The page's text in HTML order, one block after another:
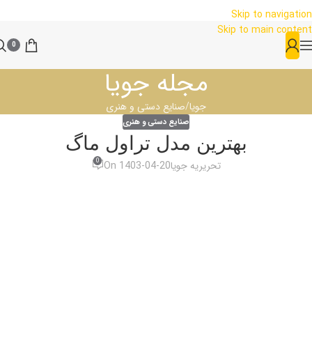
Skip to navigation
Skip to main content
0
مجله جویا
جویا صنایع دستی و هنری
صنایع دستی و هنری
بهترین مدل تراول ماگ
تحریریه جویاOn 1403-04-20
0